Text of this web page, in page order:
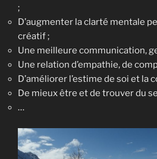
;
D’augmenter la clarté mentale
créatif ;
Une meilleure communication,
Une relation d’empathie, de
D’améliorer l’estime de soi et la
De mieux être et de trouver du
…